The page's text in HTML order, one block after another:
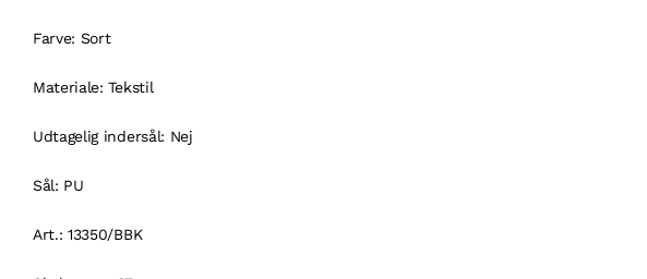
Farve: Sort
Materiale: Tekstil
Udtagelig indersål: Nej
Sål: PU
Art.: 13350/BBK